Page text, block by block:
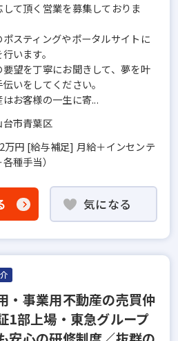
て頂く営業を募集しておりま
ポスティングやポータルサイトに
います。
要望を丁寧にお聞きして、夢を叶
いをしてください。
はお客様の一生に寄...
台市青葉区
万円 [給与補足] 月給＋インセンテ
種手当）
気になる
事業用不動産の売買仲
1部上場・東急グループ